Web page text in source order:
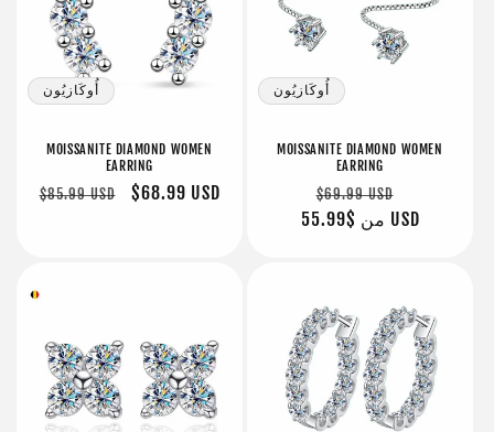
أُوكَازيُون
MOISSANITE DIAMOND WOMEN
EARRING
سعر
$85.99 USD
سعر
$68.99 USD
أُوكَازيُون
MOISSANITE DIAMOND WOMEN
EARRING
سعر
عادي
$69.99 USD
البيع
من $55.99 USD